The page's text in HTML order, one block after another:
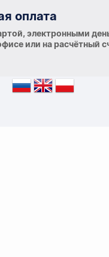
оплата
электронными
или на расчётный